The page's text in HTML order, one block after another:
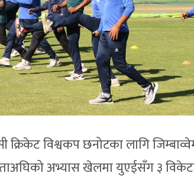
विश्वकप छनोटका लागि
अभ्यास खेलमा युएईसँग ३